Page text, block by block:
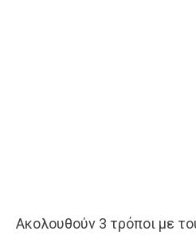
Ακολουθούν 3 τρόποι με